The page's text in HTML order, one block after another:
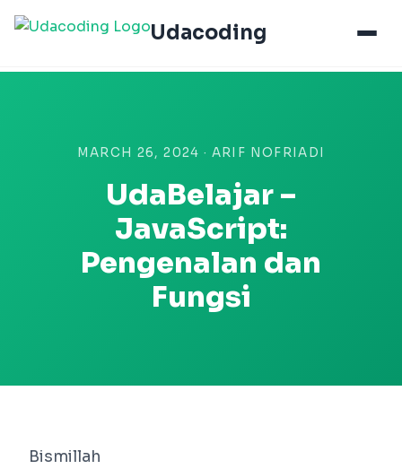
Udacoding
MARCH 26, 2024 · ARIF NOFRIADI
UdaBelajar –
JavaScript:
Pengenalan dan
Fungsi
Bismillah